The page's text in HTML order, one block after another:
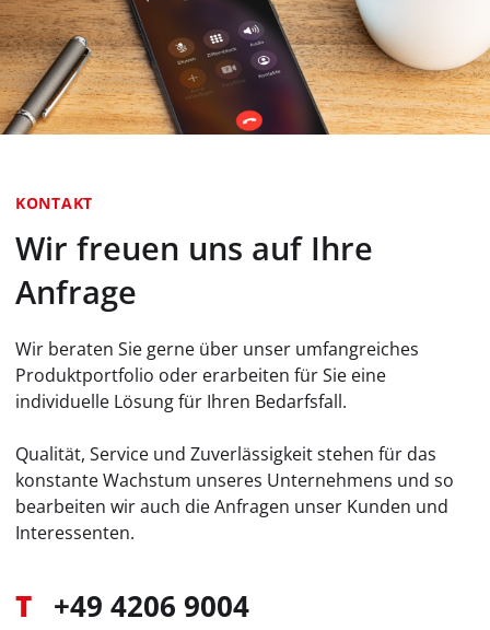
KONTAKT
Wir freuen uns auf Ihre
Anfrage
Wir beraten Sie gerne über unser umfangreiches
Produktportfolio oder erarbeiten für Sie eine
individuelle Lösung für Ihren Bedarfsfall.
Qualität, Service und Zuverlässigkeit stehen für das
konstante Wachstum unseres Unternehmens und so
bearbeiten wir auch die Anfragen unser Kunden und
Interessenten.
T +49 4206 9004